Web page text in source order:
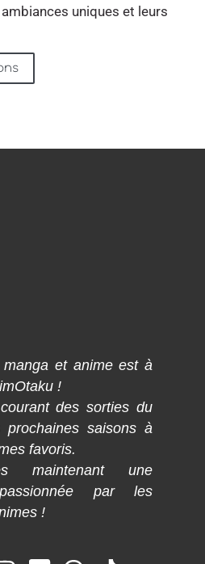
uniques et leurs
manga et anime est à
!
des sorties du
saisons à
favoris.
maintenant une
par les
!